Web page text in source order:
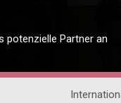
potenzielle Partner an